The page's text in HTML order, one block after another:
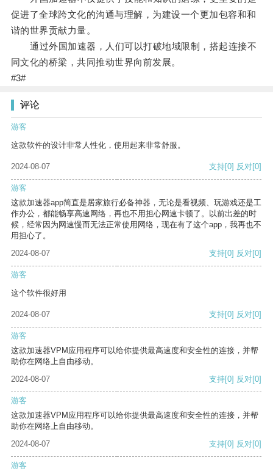
促进了全球跨文化的沟通与理解，为建设一个更加包容和和
谐的世界贡献力量。
通过外国加速器，人们可以打破地域限制，搭起连接不
同文化的桥梁，共同推动世界向前发展。
#3#
评论
游客
这款软件的设计非常人性化，使用起来非常舒服。
2024-08-07 支持[0] 反对[0]
游客
这款加速器app简直是居家旅行必备神器，无论是看视频、玩游戏还是工
作办公，都能畅享高速网络，再也不用担心网速卡顿了。以前出差的时
候，经常因为网速慢而无法正常使用网络，现在有了这个app，我再也不
用担心了。
2024-08-07
支持[0] 反对[0]
游客
这个软件很好用
2024-08-07 支持[0] 反对[0]
游客
这款加速器VPM应用程序可以给你提供最高速度和安全性的连接，并帮
助你在网络上自由移动。
2024-08-07
支持[0] 反对[0]
游客
这款加速器VPM应用程序可以给你提供最高速度和安全性的连接，并帮
助你在网络上自由移动。
2024-08-07
支持[0] 反对[0]
游客